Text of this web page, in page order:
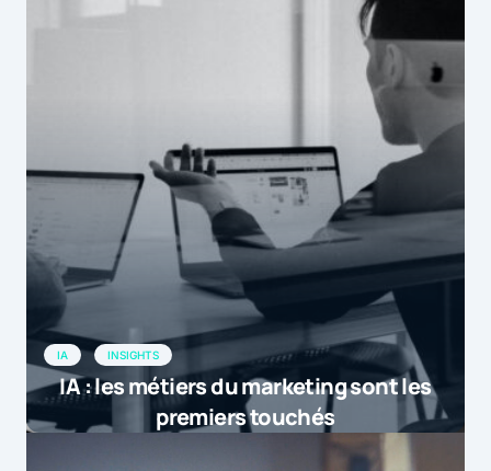
IA INSIGHTS
IA : les métiers du marketing sont les
premiers touchés